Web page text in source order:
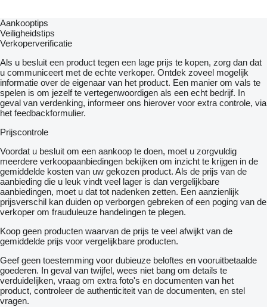
Aankooptips
Veiligheidstips
Verkoperverificatie
Als u besluit een product tegen een lage prijs te kopen, zorg dan dat
u communiceert met de echte verkoper. Ontdek zoveel mogelijk
informatie over de eigenaar van het product. Een manier om vals te
spelen is om jezelf te vertegenwoordigen als een echt bedrijf. In
geval van verdenking, informeer ons hierover voor extra controle, via
het feedbackformulier.
Prijscontrole
Voordat u besluit om een ​​aankoop te doen, moet u zorgvuldig
meerdere verkoopaanbiedingen bekijken om inzicht te krijgen in de
gemiddelde kosten van uw gekozen product. Als de prijs van de
aanbieding die u leuk vindt veel lager is dan vergelijkbare
aanbiedingen, moet u dat tot nadenken zetten. Een aanzienlijk
prijsverschil kan duiden op verborgen gebreken of een poging van de
verkoper om frauduleuze handelingen te plegen.
Koop geen producten waarvan de prijs te veel afwijkt van de
gemiddelde prijs voor vergelijkbare producten.
Geef geen toestemming voor dubieuze beloftes en vooruitbetaalde
goederen. In geval van twijfel, wees niet bang om details te
verduidelijken, vraag om extra foto's en documenten van het
product, controleer de authenticiteit van de documenten, en stel
vragen.